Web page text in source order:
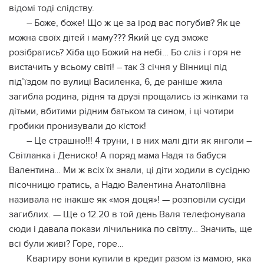
відомі тоді слідству.
– Боже, боже! Що ж це за ірод вас погубив? Як це
можна своїх дітей і маму??? Який це суд зможе
розібратись? Хіба що Божий на небі… Бо сліз і горя не
вистачить у всьому світі! – так 3 січня у Вінниці під
під’їздом по вулиці Василенка, 6, де раніше жила
загибла родина, рідня та друзі прощались із жінками та
дітьми, вбитими рідним батьком та сином, і ці чотири
гробики пронизували до кісток!
– Це страшно!!! 4 труни, і в них малі діти як янголи –
Світланка і Дениско! А поряд мама Надя та бабуся
Валентина… Ми ж всіх їх знали, ці діти ходили в сусідню
пісочницю гратись, а Надю Валентина Анатоліївна
називала не інакше як «моя доця»! — розповіли сусіди
загиблих. — Ще о 12.20 в той день Валя телефонувала
сюди і давала покази лічильника по світлу… Значить, ще
всі були живі? Горе, горе…
Квартиру вони купили в кредит разом із мамою, яка